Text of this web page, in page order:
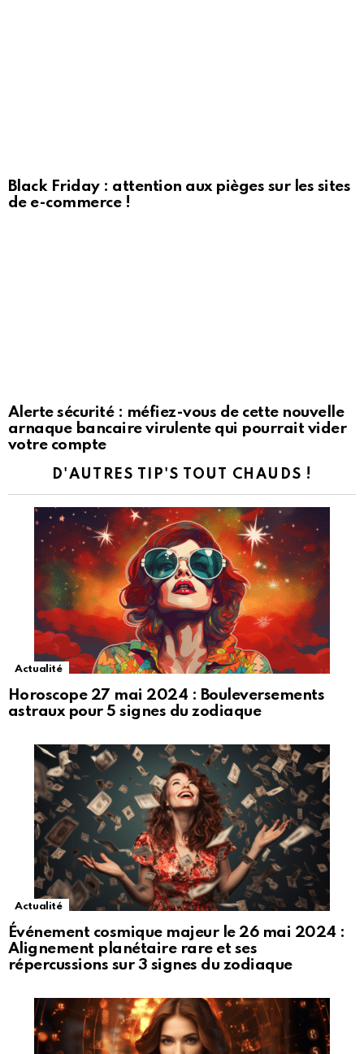
Black Friday : attention aux pièges sur les sites
de e-commerce !
Alerte sécurité : méfiez-vous de cette nouvelle
arnaque bancaire virulente qui pourrait vider
votre compte
D'AUTRES TIP'S TOUT CHAUDS !
Actualité
Horoscope 27 mai 2024 : Bouleversements
astraux pour 5 signes du zodiaque
Actualité
Événement cosmique majeur le 26 mai 2024 :
Alignement planétaire rare et ses
répercussions sur 3 signes du zodiaque